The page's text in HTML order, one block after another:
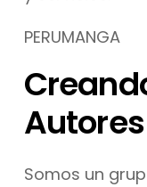
PERUMANGA
Autores
Somos un